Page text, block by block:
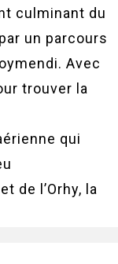
culminant du
un parcours
Avec
trouver la
qui
de l’Orhy, la